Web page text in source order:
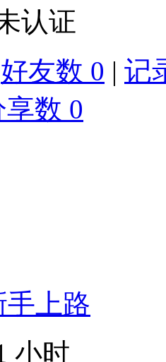
认证
好友数 0 | 记
享数 0
手上路
小时